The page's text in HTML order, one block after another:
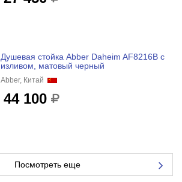
Душевая стойка Abber Daheim AF8216B с
изливом, матовый черный
Abber, Китай
44 100
Посмотреть еще